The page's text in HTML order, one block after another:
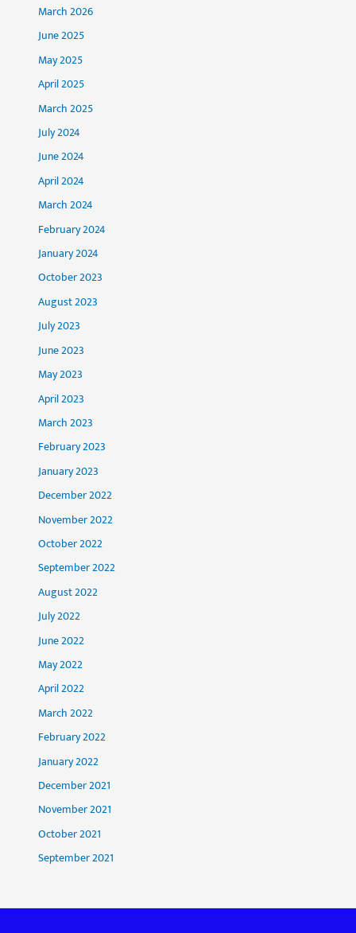
March 2026
June 2025
May 2025
April 2025
March 2025
July 2024
June 2024
April 2024
March 2024
February 2024
January 2024
October 2023
August 2023
July 2023
June 2023
May 2023
April 2023
March 2023
February 2023
January 2023
December 2022
November 2022
October 2022
September 2022
August 2022
July 2022
June 2022
May 2022
April 2022
March 2022
February 2022
January 2022
December 2021
November 2021
October 2021
September 2021